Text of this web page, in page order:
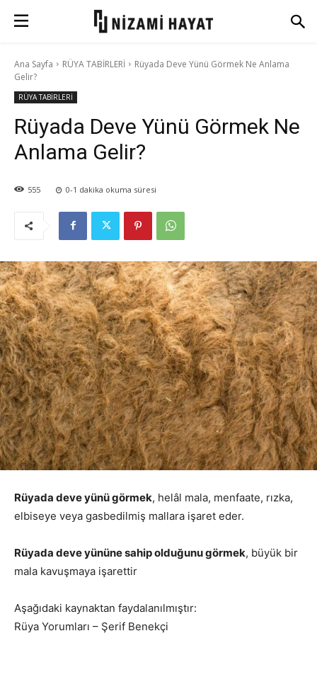
Ana Sayfa RÜYA TABİRLERİ
Rüyada Deve Yünü Görmek Ne Anlama
Gelir?
RÜYA TABİRLERİ
Rüyada Deve Yünü Görmek Ne
Anlama Gelir?
555 0-1 dakika okuma süresi
Rüyada deve yünü görmek, helâl mala, menfaate, rızka,
elbiseye veya gasbedilmiş mallara işaret eder.
Rüyada deve yününe sahip olduğunu görmek, büyük bir
mala kavuşmaya işarettir
Aşağıdaki kaynaktan faydalanılmıştır:
Rüya Yorumları – Şerif Benekçi